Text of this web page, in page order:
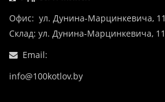
Офис: ул. Дунина-Марцинкевича, 11
Склад: ул. Дунина-Марцинкевича, 11
Email:
info@100kotlov.by